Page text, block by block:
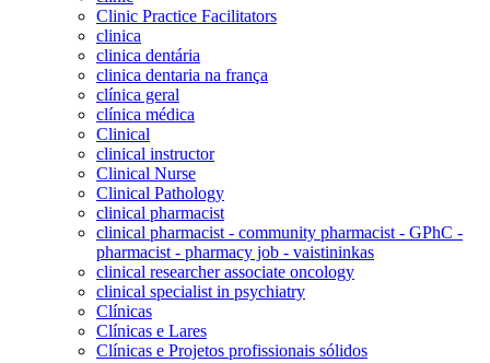
Clinic Practice Facilitators
clinica
clinica dentária
clinica dentaria na frança
clínica geral
clínica médica
Clinical
clinical instructor
Clinical Nurse
Clinical Pathology
clinical pharmacist
clinical pharmacist - community pharmacist - GPhC -
pharmacist - pharmacy job - vaistininkas
clinical researcher associate oncology
clinical specialist in psychiatry
Clínicas
Clínicas e Lares
Clínicas e Projetos profissionais sólidos